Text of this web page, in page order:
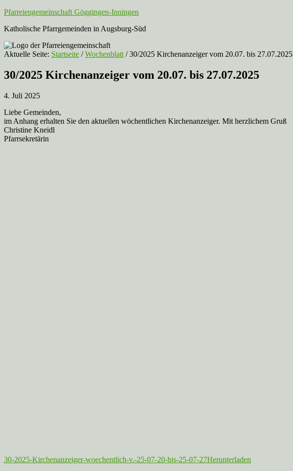
Pfarreiengemeinschaft Göggingen-Inningen
Katholische Pfarrgemeinden in Augsburg-Süd
Aktuelle Seite: Startseite / Wochenblatt /30/2025 Kirchenanzeiger vom 20.07. bis 27.07.2025
30/2025 Kirchenanzeiger vom 20.07. bis 27.07.2025
4. Juli 2025
Liebe Gemeinden,
im Anhang erhalten Sie den aktuellen wöchentlichen Kirchenanzeiger. Mit herzlichem Gruß
Christine Kneidl
Pfarrsekretärin
30-2025-Kirchenanzeiger-woechentlich-v.-25-07-20-bis-25-07-27Herunterladen